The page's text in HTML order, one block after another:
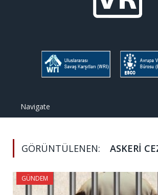
Navigate
GÖRÜNTÜLENEN: ASKERI
GÜNDEM